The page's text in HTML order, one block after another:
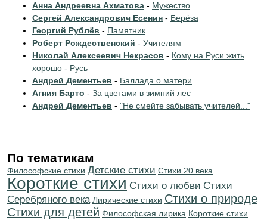
Анна Андреевна Ахматова - Мужество
Сергей Александрович Есенин - Берёза
Георгий Рублёв - Памятник
Роберт Рождественский - Учителям
Николай Алексеевич Некрасов - Кому на Руси жить
хорошо - Русь
Андрей Дементьев - Баллада о матери
Агния Барто - За цветами в зимний лес
Андрей Дементьев - "Не смейте забывать учителей..."
По тематикам
Философские стихи Детские стихи Стихи 20 века
Короткие стихи Стихи о любви Cтихи
Серебряного века Лирические стихи Стихи о природе
Стихи для детей Философская лирика Короткие стихи